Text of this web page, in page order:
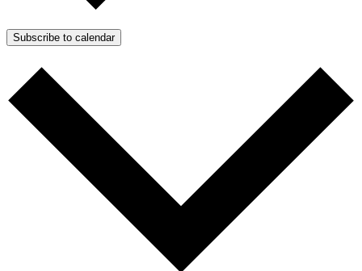
Subscribe to calendar